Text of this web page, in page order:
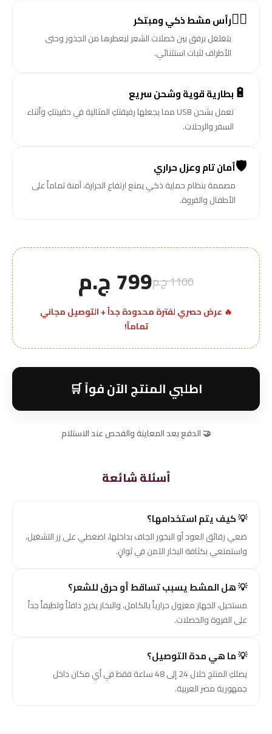
💇‍♀️رأس مشط ذكي ومبتكر
يتغلغل برفق بين خصلات الشعر ليعطرها من الجذور وحتى
الأطراف لثبات استثنائي.
🔋 بطارية قوية وشحن سريع
تعمل بشحن USB مما يجعلها رفيقتكِ المثالية في حقيبتكِ وأثناء
السفر والرحلات.
🛡️أمان تام وعزل حراري
مصممة بنظام حماية ذكي يمنع ارتفاع الحرارة، آمنة تماماً على
الأطفال والفروة.
1100 ج.م 799 ج.م
🔥 عرض حصري لفترة محدودة جداً + التوصيل مجاني
تماماً!
اطلبي المنتج الآن فواً 🛒
🤝 الدفع بعد المعاينة والفحص عند الاستلام
أسئلة شائعة
💡 كيف يتم استخدامها؟
ضعي رقائق العود أو البخور الجاف بداخلها، اضغطي على زر التشغيل،
واستمتعي بكثافة البخار الآمن في ثوانٍ.
💡 هل المشط يسبب تساقط أو حرق للشعر؟
مستحيل، الجهاز معزول حرارياً بالكامل، والبخار يخرج دافئاً ولطيفاً جداً
على الفروة والخصلات.
💡 ما هي مدة التوصيل؟
يصلكِ المنتج خلال 24 إلى 48 ساعة فقط في أي مكان داخل
جمهورية مصر العربية.